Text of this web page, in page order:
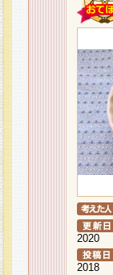
2020
2018